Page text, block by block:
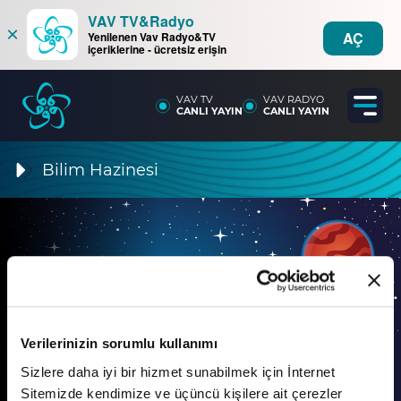
Verilerinizin sorumlu kullanımı
Sizlere daha iyi bir hizmet sunabilmek için İnternet
Sitemizde kendimize ve üçüncü kişilere ait çerezler
×
VAV TV&Radyo
Yenilenen Vav Radyo&TV
içeriklerine - ücretsiz erişin
AÇ
VAV TV
CANLI YAYIN
VAV RADYO
CANLI YAYIN
Bilim Hazinesi
5. Bölüm
Bilim Hazinesi: Lagari